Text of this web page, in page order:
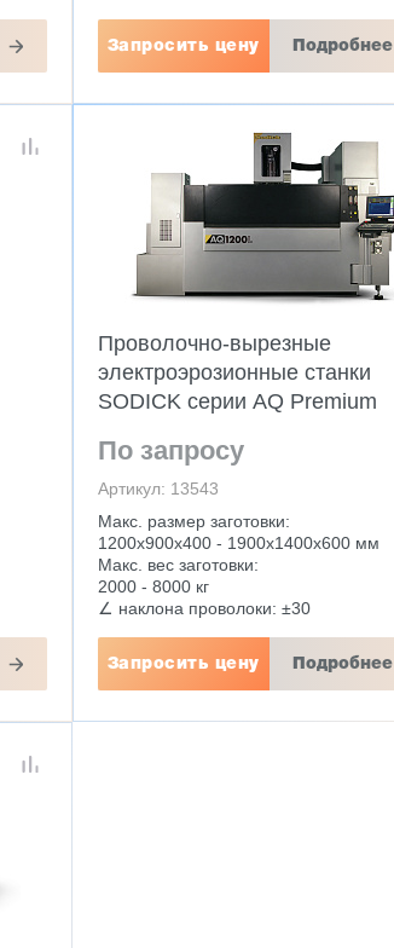
Запросить цену Подробнее
Проволочно-вырезные
электроэрозионные станки
SODICK серии AQ Premium
По запросу
Артикул: 13543
Макс. размер заготовки:
1200x900х400 - 1900х1400х600 мм
Макс. вес заготовки:
2000 - 8000 кг
∠ наклона проволоки: ±30
Запросить цену Подробнее